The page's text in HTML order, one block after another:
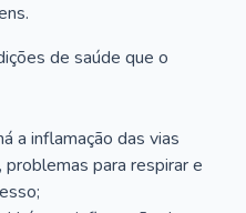
de saúde que o
a inflamação das vias
problemas para respirar e